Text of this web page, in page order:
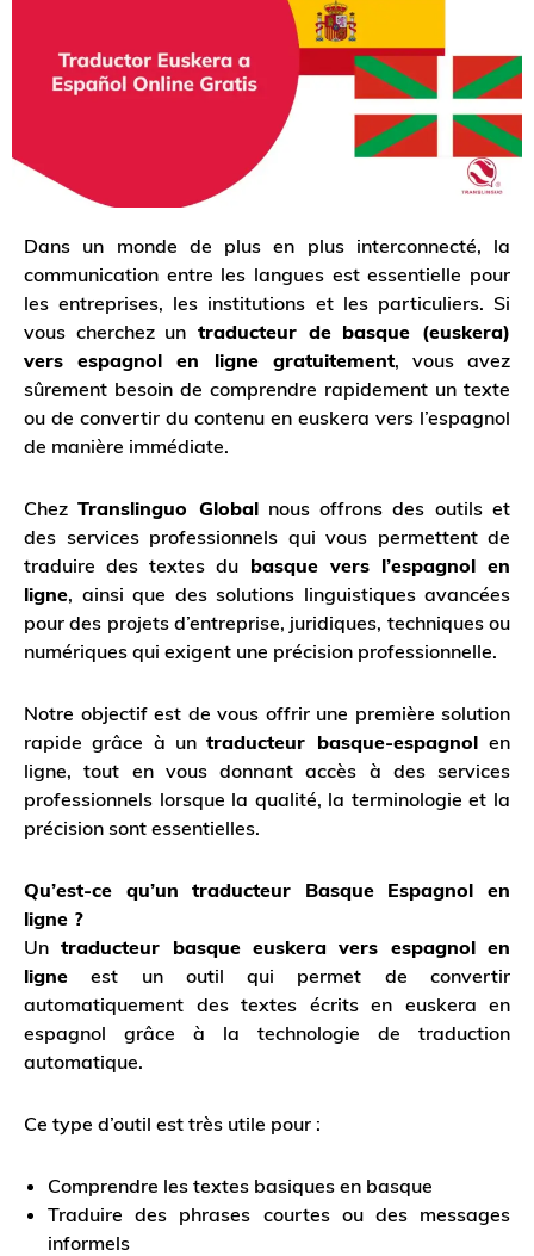
Dans un monde de plus en plus interconnecté, la
communication entre les langues est essentielle pour
les entreprises, les institutions et les particuliers. Si
vous cherchez un traducteur de basque (euskera)
vers espagnol en ligne gratuitement, vous avez
sûrement besoin de comprendre rapidement un texte
ou de convertir du contenu en euskera vers l’espagnol
de manière immédiate.
ChezTranslinguo Globalnous offrons des outils et
des services professionnels qui vous permettent de
traduire des textes du basque vers l’espagnol en
ligne, ainsi que des solutions linguistiques avancées
pour des projets d’entreprise, juridiques, techniques ou
numériques qui exigent une précision professionnelle.
Notre objectif est de vous offrir une première solution
rapide grâce à untraducteur basque-espagnolen
ligne, tout en vous donnant accès à des services
professionnels lorsque la qualité, la terminologie et la
précision sont essentielles.
Qu’est-ce qu’un traducteur Basque Espagnol en
ligne ?
Un traducteur basque euskera vers espagnol en
ligne est un outil qui permet de convertir
automatiquement des textes écrits en euskera en
espagnol grâce à la technologie de traduction
automatique.
Ce type d’outil est très utile pour :
Comprendre les textes basiques en basque
Traduire des phrases courtes ou des messages
informels